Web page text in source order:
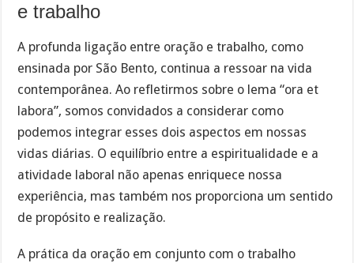
e trabalho
A profunda ligação entre oração e trabalho, como
ensinada por São Bento, continua a ressoar na vida
contemporânea. Ao refletirmos sobre o lema “ora et
labora”, somos convidados a considerar como
podemos integrar esses dois aspectos em nossas
vidas diárias. O equilíbrio entre a espiritualidade e a
atividade laboral não apenas enriquece nossa
experiência, mas também nos proporciona um sentido
de propósito e realização.
A prática da oração em conjunto com o trabalho